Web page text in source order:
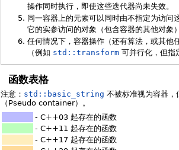
操作同时执行，即使这些迭代器尚未失效。
同一容器上的元素可以同时由不指定为访
它的实参访问的对象（包含容器的其他对象
任何情况下，容器操作（还有算法，或其
（例如 std::transform可并行化，但指
函数表格
注意： std::basic_string 不被标准视为容器，
（Pseudo container）。
- C++03 起存在的函数
- C++11 起存在的函数
- C++17 起存在的函数